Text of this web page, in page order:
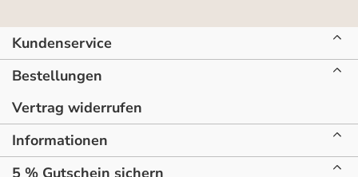
Kundenservice
Bestellungen
Vertrag widerrufen
Informationen
5 % Gutschein sichern